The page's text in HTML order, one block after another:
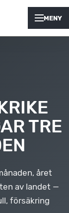
MENY
TRE
året
av landet —
försäkring